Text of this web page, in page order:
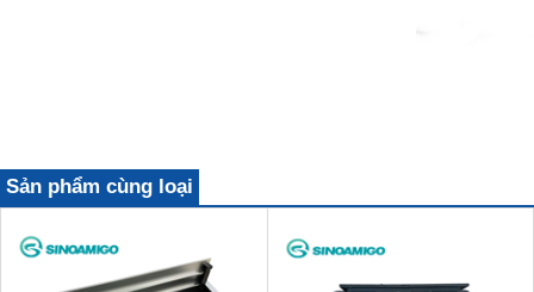
Sản phẩm cùng loại